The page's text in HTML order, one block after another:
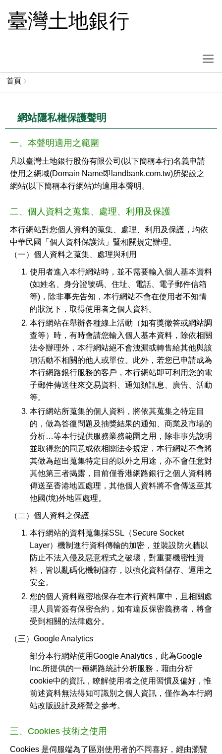
臺灣土地銀行
選
單
首頁
網站隱私權保護聲明
一、本聲明適用之範圍
凡以臺灣土地銀行股份有限公司(以下簡稱本行)名義申請
使用之網域(Domain Name即landbank.com.tw)所架設之
網站(以下簡稱本行網站)均適用本聲明。
二、個人資料之蒐集、處理、利用及保護
本行網站對您個人資料的蒐集、處理、利用及保護，均依
中華民國「個人資料保護法」暨相關規定辦理。
（一）個人資料之蒐集、處理與利用
使用者進入本行網站時，並不需要輸入個人基本資料
(如姓名、身分證號碼、住址、電話、電子郵件信箱
等)，除非事先告知，本行網站不會在使用者不知情
的狀況下，取得使用者之個人資料。
本行網站在舉辦各種線上活動（如有獎徵答或網站調
查等）時，有時會請您輸入個人基本資料，除依相關
法令辦理外，本行網站絕不會洩漏或轉售給其他與該
項活動不相關的他人或單位。此外，若您已申請成為
本行網路銀行服務的客戶，本行網站即可利用您的電
子郵件傳送往來交易資料、通知類訊息、廣告、活動
等。
本行網站所蒐集的個人資料，將依其蒐集之特定目
的，做為答復問題及抽獎結果的通知、商業及市場的
分析…等本行提供服務業務範圍之用，除非事先說明
並取得您的同意或依相關法令規定，本行網站不會將
其做為超出蒐集特定目的以外之用途，亦不會任意對
其他第三者揭露，目前僅香港網路銀行之個人資料將
傳送至香港地區處理，其他個人資料將不會傳送至其
他國(境)外地區處理。
（二）個人資料之保護
本行網站的資料蒐集採SSL（Secure Socket
Layer）機制進行資料傳輸的加密，並裝設防火牆以
防止不法入侵及惡意程式之破壞，對重要機密性資
料，皆以亂碼化機制儲存，以強化資料儲存、運用之
安全。
您的個人資料嚴密地保存在本行資料庫中，且相關處
理人員皆簽有保密合約，如有違反保密義務者，將會
受到相關的法律處分。
（三）Google Analytics
部分本行網站使用Google Analytics，此為Google
Inc.所提供的一種網路統計分析服務，藉由分析
cookie中的資訊，瞭解使用者之使用習慣及偏好，惟
前述資料無法得知可識別之個人資訊，僅作為本行網
站改版設計及經營之參考。
三、Cookies 技術之使用
Cookies 是伺服端為了區別使用者的不同喜好，經由瀏覽